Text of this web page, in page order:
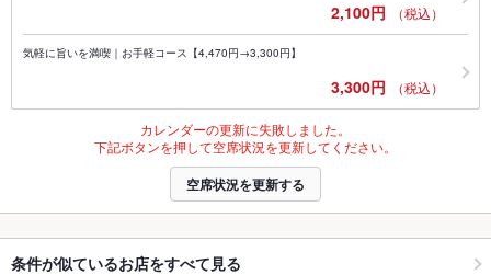
2,100円 （税込）
気軽に旨いを満喫｜お手軽コース【4,470円→3,300円】
3,300円 （税込）
カレンダーの更新に失敗しました。
下記ボタンを押して空席状況を更新してください。
空席状況を更新する
条件が似ているお店をすべて見る